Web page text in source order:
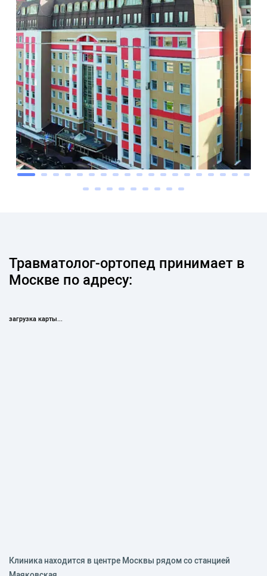
Травматолог-ортопед принимает в
Москве по адресу:
загрузка карты...
Клиника находится в центре Москвы рядом со станцией